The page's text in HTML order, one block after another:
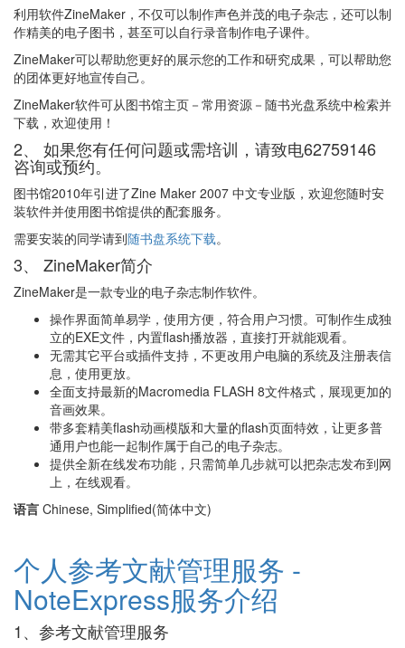
利用软件ZineMaker，不仅可以制作声色并茂的电子杂志，还可以制
作精美的电子图书，甚至可以自行录音制作电子课件。
ZineMaker可以帮助您更好的展示您的工作和研究成果，可以帮助您
的团体更好地宣传自己。
ZineMaker软件可从图书馆主页－常用资源－随书光盘系统中检索并
下载，欢迎使用！
2、 如果您有任何问题或需培训，请致电62759146
咨询或预约。
图书馆2010年引进了Zine Maker 2007 中文专业版，欢迎您随时安
装软件并使用图书馆提供的配套服务。
需要安装的同学请到随书盘系统下载。
3、 ZineMaker简介
ZineMaker是一款专业的电子杂志制作软件。
操作界面简单易学，使用方便，符合用户习惯。可制作生成独
立的EXE文件，内置flash播放器，直接打开就能观看。
无需其它平台或插件支持，不更改用户电脑的系统及注册表信
息，使用更放。
全面支持最新的Macromedia FLASH 8文件格式，展现更加的
音画效果。
带多套精美flash动画模版和大量的flash页面特效，让更多普
通用户也能一起制作属于自己的电子杂志。
提供全新在线发布功能，只需简单几步就可以把杂志发布到网
上，在线观看。
语言 Chinese, Simplified(简体中文)
个人参考文献管理服务 -
NoteExpress服务介绍
1、参考文献管理服务